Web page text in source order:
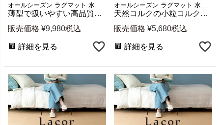
薄型で扱いやすい高品質天然コルクマット ラコル 108枚セット 江戸間6畳 [84096-108]
販売価格 ¥9,980税込
詳細を見る
天然コルクの小粒コルクマット『薄型ラコル』 54枚セット 団地間江戸間3畳分 約30.5×30.5cm [84096-054]
販売価格 ¥5,680税込
詳細を見る